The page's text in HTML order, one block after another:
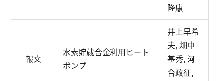
隆康
報文
水素貯蔵合金利用ヒート
ポンプ
井上早希
夫, 畑中
基秀, 河
合政征,